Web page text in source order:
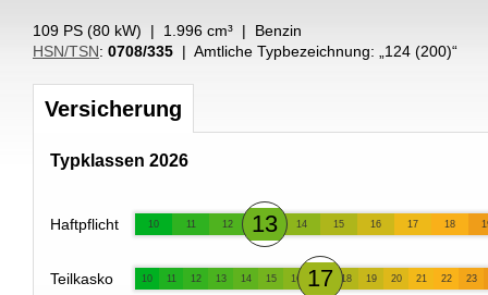
109 PS (80 kW) | 1.996 cm³ | Benzin
HSN/TSN: 0708/335 | Amtliche Typbezeichnung: „ 124 (200)“
Versicherung
Typklassen 2026
Haftpflicht 10 11 12 13 14 15 16 17 18
Teilkasko 10 11 12 13 14 15 16 17 18 19 20 21 22 23